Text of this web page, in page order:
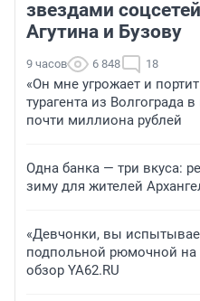
звездами
Агутина и Бузову
9 часов 6 848 18
«Он мне угрожает и
турагента из Волгограда
почти миллиона рублей
Одна банка — три вкуса:
зиму для жителей
«Девчонки, вы
подпольной рюмочной
обзор YA62.RU